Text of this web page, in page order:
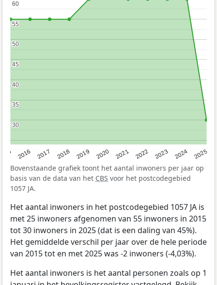
2016 2017 2018 2019 2020 2021 2022 2023 2024 2025
30
30
35
35
40
40
45
45
50
50
55
55
60
60
Bovenstaande grafiek toont het aantal inwoners per jaar op
basis van de data van het CBS voor het postcodegebied
1057 JA.
Het aantal inwoners in het postcodegebied 1057 JA is
met 25 inwoners afgenomen van 55 inwoners in 2015
tot 30 inwoners in 2025 (dat is een daling van 45%).
Het gemiddelde verschil per jaar over de hele periode
van 2015 tot en met 2025 was -2 inwoners (-4,03%).
Het aantal inwoners is het aantal personen zoals op 1